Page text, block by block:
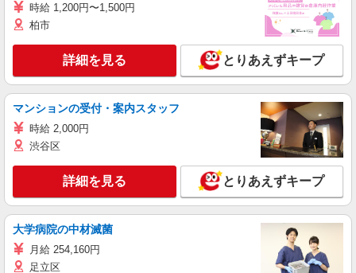
時給 1,200円〜1,500円
柏市
詳細を見る とりあえずキープ
マンションの受付・案内スタッフ
時給 2,000円
渋谷区
詳細を見る とりあえずキープ
大学病院の中材滅菌
月給 254,160円
足立区